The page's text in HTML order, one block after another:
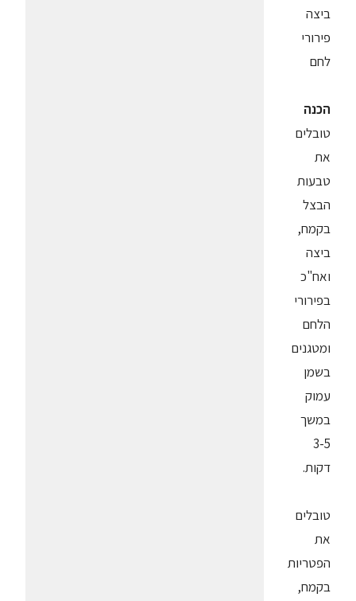
ביצה
פירורי
לחם
הכנה
טובלים
את
טבעות
הבצל
בקמח,
ביצה
ואח"כ
בפירורי
הלחם
ומטגנים
בשמן
עמוק
במשך
3-5
דקות.
טובלים
את
הפטריות
בקמח,